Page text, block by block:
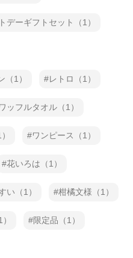
デーギフトセット（1）
（1） レトロ（1）
ワッフルタオル（1）
ワンピース（1）
花いろは（1）
い（1） 柑橘文様（1）
限定品（1）